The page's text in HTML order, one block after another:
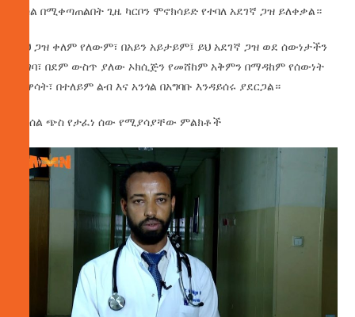
ከሰል በሚቀጣጠልበት ጊዜ ካርቦን ሞኖክሳይድ የተባለ አደገኛ ጋዝ ይለቀቃል።
ይህ ጋዝ ቀለም የለውም፣ በአይን አይታይም፤ ይህ አደገኛ ጋዝ ወደ ሰውነታችን
ሲገባ፣ በደም ውስጥ ያለው ኦክሲጅን የመሸከም አቅምን በማዳከም የሰውነት
ሕዋሳት፣ በተለይም ልብ እና አንጎል በአግባቡ እንዳይሰሩ ያደርጋል።
በከሰል ጭስ የታፈነ ሰው የሚያሳያቸው ምልክቶች